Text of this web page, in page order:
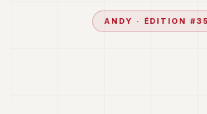
ANDY · ÉDITION #35